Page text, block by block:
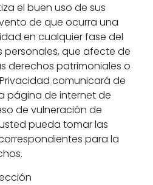
el buen uso de sus
de que ocurra una
en cualquier fase del
que afecte de
derechos patrimoniales o
comunicará de
página de internet de
de vulneración de
pueda tomar las
para la